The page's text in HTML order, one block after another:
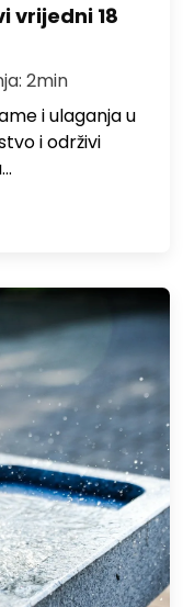
vrijedni 18
2min
i ulaganja u
i održivi